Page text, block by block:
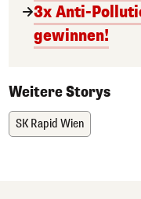
3x Anti-
gewinnen!
Weitere Storys
SK Rapid Wien